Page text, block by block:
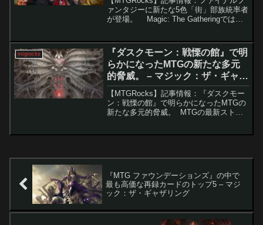
ァンタジーに新たな5色「街」部族統率者
が登場。 Magic: The Gatheringでは、5
Wizardsは慎重...
mtgrocks
『ダスクモーン：戦慄の館』で明
らかになったMTGの新たな多元
的脅威。 – マジック：ザ・ギャザ
リング
【MTGRocks】記事情報：『ダスクモー
ン：戦慄の館』で明らかになったMTGの
新たな多元的脅威。 MTGの最新ストー
『MTG ファウンデーションズ』の中で
最も高価な再録カードのトップ5 – マジ
ック：ザ・ギャザリング